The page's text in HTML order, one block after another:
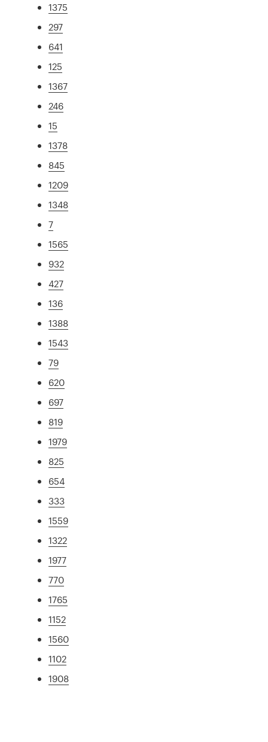
1375
297
641
125
1367
246
15
1378
845
1209
1348
7
1565
932
427
136
1388
1543
79
620
697
819
1979
825
654
333
1559
1322
1977
770
1765
1152
1560
1102
1908